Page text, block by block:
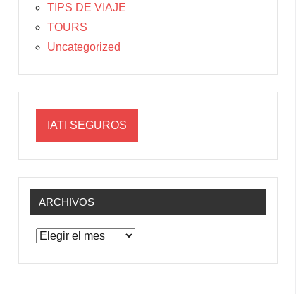
TIPS DE VIAJE
TOURS
Uncategorized
IATI SEGUROS
ARCHIVOS
Archivos